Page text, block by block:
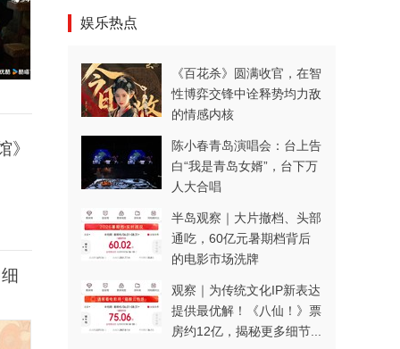
》
娱乐热点
《百花杀》圆满收官，在智
性博弈交锋中诠释势均力敌
的情感内核
陈小春青岛演唱会：台上告
白“我是青岛女婿”，台下万
人大合唱
半岛观察｜大片撤档、头部
通吃，60亿元暑期档背后
的电影市场洗牌
观察｜为传统文化IP新表达
提供最优解！《八仙！》票
房约12亿，揭秘更多细节...